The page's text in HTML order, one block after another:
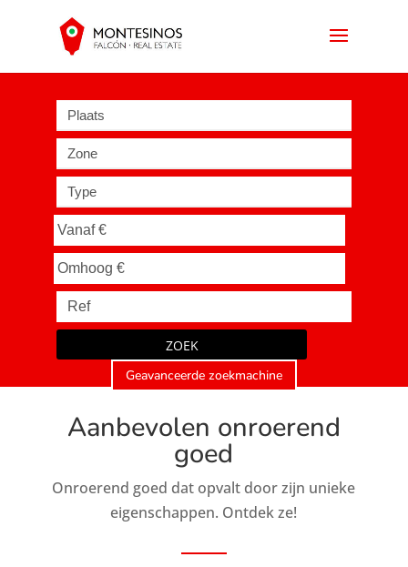
Plaats
Zone
Type
ZOEK
Geavanceerde zoekmachine
Aanbevolen onroerend
goed
Onroerend goed dat opvalt door zijn unieke
eigenschappen. Ontdek ze!